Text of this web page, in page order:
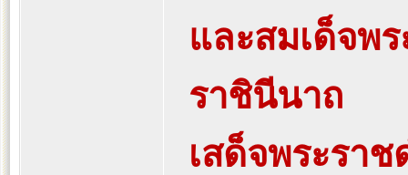
และสมเด็จพ
ราชินีนาถ
เสด็จพระรา